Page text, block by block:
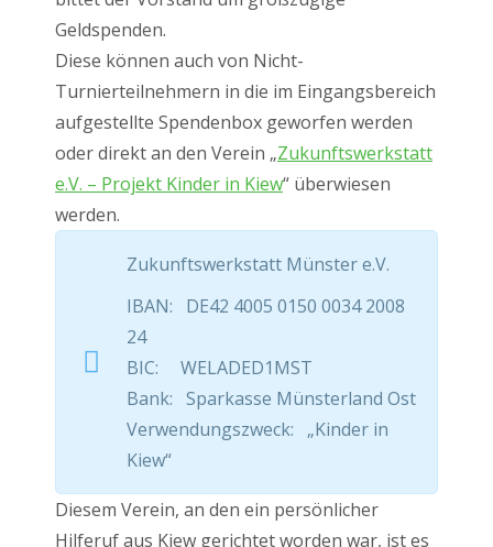
Geldspenden.
Diese können auch von Nicht-
Turnierteilnehmern in die im Eingangsbereich
aufgestellte Spendenbox geworfen werden
oder direkt an den Verein „Zukunftswerkstatt
e.V. – Projekt Kinder in Kiew“ überwiesen
werden.
Zukunftswerkstatt Münster e.V.
IBAN: DE42 4005 0150 0034 2008
24
BIC: WELADED1MST
Bank: Sparkasse Münsterland Ost
Verwendungszweck: „Kinder in
Kiew“
Diesem Verein, an den ein persönlicher
Hilferuf aus Kiew gerichtet worden war, ist es